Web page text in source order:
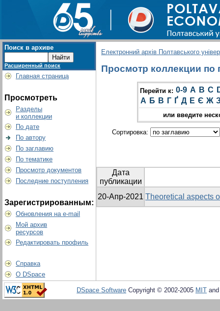
Поиск в архиве
Расширенный поиск
Главная страница
Просмотреть
Разделы
и коллекции
По дате
По автору
По заглавию
По тематике
Просмотр документов
Последние поступления
Зарегистрированным:
Обновления на e-mail
Мой архив
ресурсов
Редактировать профиль
Справка
О DSpace
Електронний архів Полтавського
Просмотр коллекции по
Перейти к: 0-9 A B C
А Б В Г Ґ Д Е Є Ж
или введите
Сортировка:
Дата
публикации
20-Апр-2021 Theoretical aspects
DSpace Software Copyright © 2002-2005 MIT